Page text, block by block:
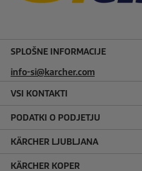
SPLOŠNE INFORMACIJE
info-si@karcher.com
VSI KONTAKTI
PODATKI O PODJETJU
KÄRCHER LJUBLJANA
KÄRCHER KOPER